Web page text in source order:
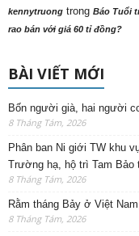
kennytruong trong Báo Tuổi
rao bán với giá 60 tỉ đồng?
BÀI VIẾT MỚI
Bốn người già, hai người
8 Tháng Tám, 2026
Phân ban Ni giới TW khu
Trường hạ, hộ trì Tam Bảo
8 Tháng Tám, 2026
Rằm tháng Bảy ở Việt
8 Tháng Tám, 2026